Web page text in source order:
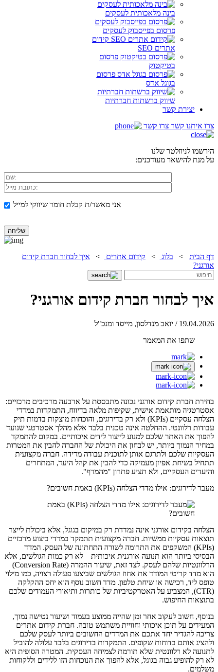
בינה מלאכותית לעסקים
פרסום בפייסבוק לעסקים
קידום
אתרים SEO
פרסום
בטיקטוק
פרסום
בגוגל אדס
שיווק ברשתות חברתיות
יצירת קשר
צרו איתנו קשר צרו קשר
הירשמו לניוזלטר שלנו
על מנת להישאר מעודכנים:
אני מאשר/ת קבלת חומר שיווקי למייל
דף הבית > בלוג > קידום אתרים >
איך לבחור חברת קידום
אורגני?
איך לבחור חברת קידום אורגני?
19.04.2026 / יואב מנדלסון, מייסד ומנכ"ל
שתפו את המאמר
בחירת חברת קידום אורגני נכונה מתבססת על ארבעה מרכיבים מרכזיים:
אסטרטגיה מותאמת אישית, שקיפות מלאה בדיווח, התמקדות במדדי
הצלחה עסקיים (KPIs) ולא רק בדירוגים, והוכחות מוצקות בדמות תיק
עבודות רלוונטי. ההחלטה אינה טכנית בלבד אלא מהלך אסטרטגי שנועד
להפוך את האתר שלכם למנוע לייצור לידים איכותיים. במקום להתמקד
במחיר הנמוך ביותר, יש לבחון את היכולת של החברה להבין את המטרות
העסקיות שלכם ולתרגם אותן לתוכנית עבודה מדידה. חברה מקצועית
תתחיל בשיחת אפיון מעמיקה כדי להבין את קהל היעד, המתחרים
והיעדים העסקיים, ולא תציע פתרון "מהמדף".
מעבר לדירוגים: אילו מדדי הצלחה (KPIs) באמת חשובים?
הצלחה בקידום אורגני אינה נמדדת רק במיקום בגוגל, אלא ביכולת לייצר
תוצאות עסקיות ממשיות. חברה מקצועית תתמקד במדדי ביצוע מרכזיים
(KPIs) המשקפים את התרומה לשורה התחתונה של העסק. המדד
הבסיסי ביותר הוא תנועה אורגנית איכותית – לא רק כמות הגולשים, אלא
הרלוונטיות שלהם לעסק. לצד זאת, שיעור ההמרה (Conversion Rate)
הוא מדד קריטי המודד את אחוז הגולשים שביצעו פעולה רצויה, כמו מילוי
טופס ליד, רכישה או שיחת טלפון. מדד חשוב נוסף הוא יחס ההקלקה
(CTR), המצביע על האטרקטיביות של כותרות ותיאורי העמודים שלכם
בתוצאות החיפוש.
בנוסף, חשוב לעקוב אחר זמן שהייה ממוצע בעמוד ושיעור נטישה נמוך,
המעידים על תוכן איכותי וחוויית משתמש טובה. חברת קידום אתרים
צריכה להגדיר יחד אתכם את המדדים החשובים ביותר לעסק שלכם
ולהציג אותם בדוחות שקופים. התמקדות בדירוגים בלבד עלולה להוביל
לתנועה לא רלוונטית שלא תורמת לצמיחה העסקית. המטרה הסופית היא
לא רק להופיע גבוה בגוגל, אלא להפוך את הנוכחות הזו ללידים וללקוחות
משלמים.